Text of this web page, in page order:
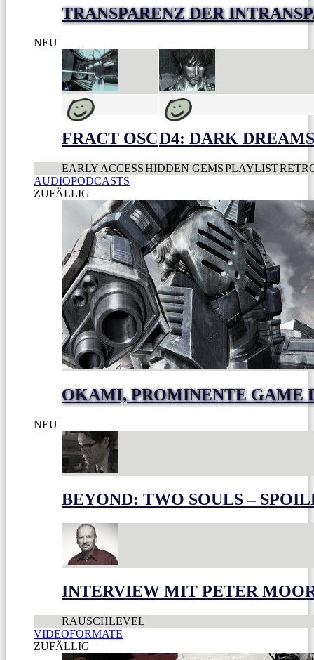
TRANSPARENZ DER
NEU
FRACT OSCD4: DARK
EARLY ACCESSHIDDEN GEMSPLAYLIST
AUDIOPODCASTS
ZUFÄLLIG
OKAMI, PROMINENTE GAME
NEU
BEYOND: TWO SOULS –
INTERVIEW MIT PETER
RAUSCHLEVEL
VIDEOFORMATE
ZUFÄLLIG